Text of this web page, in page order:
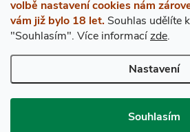
volbě nastavení cookies nám
vám již bylo 18 let. Souhlas udělíte
"Souhlasím". Více informacízde.
Nastavení
Souhlasím
EXPRES PO